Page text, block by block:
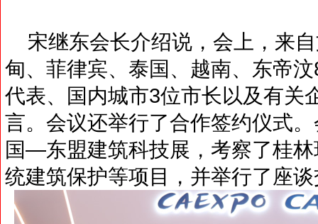
宋继东会长介绍说，会上，来
甸、菲律宾、泰国、越南、东帝
代表、国内城市3位市长以及有关
言。会议还举行了合作签约仪式
国—东盟建筑科技展，考察了桂
统建筑保护等项目，并举行了座